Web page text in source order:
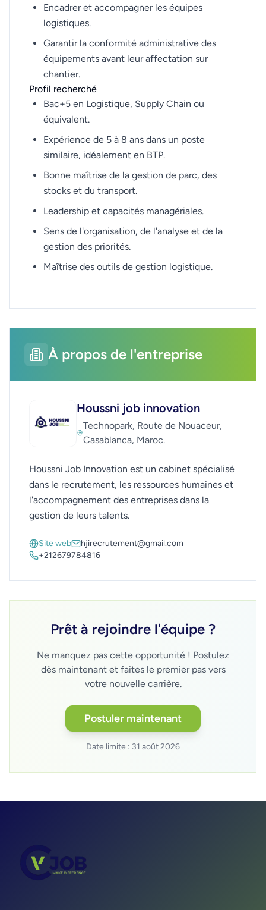
Encadrer et accompagner les équipes
logistiques.
Garantir la conformité administrative des
équipements avant leur affectation sur
chantier.
Profil recherché
Bac+5 en Logistique, Supply Chain ou
équivalent.
Expérience de 5 à 8 ans dans un poste
similaire, idéalement en BTP.
Bonne maîtrise de la gestion de parc, des
stocks et du transport.
Leadership et capacités managériales.
Sens de l'organisation, de l'analyse et de la
gestion des priorités.
Maîtrise des outils de gestion logistique.
À propos de l'entreprise
Houssni job innovation
Technopark, Route de Nouaceur,
Casablanca, Maroc.
Houssni Job Innovation est un cabinet spécialisé
dans le recrutement, les ressources humaines et
l'accompagnement des entreprises dans la
gestion de leurs talents.
Site web
hjirecrutement@gmail.com
+212679784816
Prêt à rejoindre l'équipe ?
Ne manquez pas cette opportunité ! Postulez
dès maintenant et faites le premier pas vers
votre nouvelle carrière.
Postuler maintenant
Date limite : 31 août 2026